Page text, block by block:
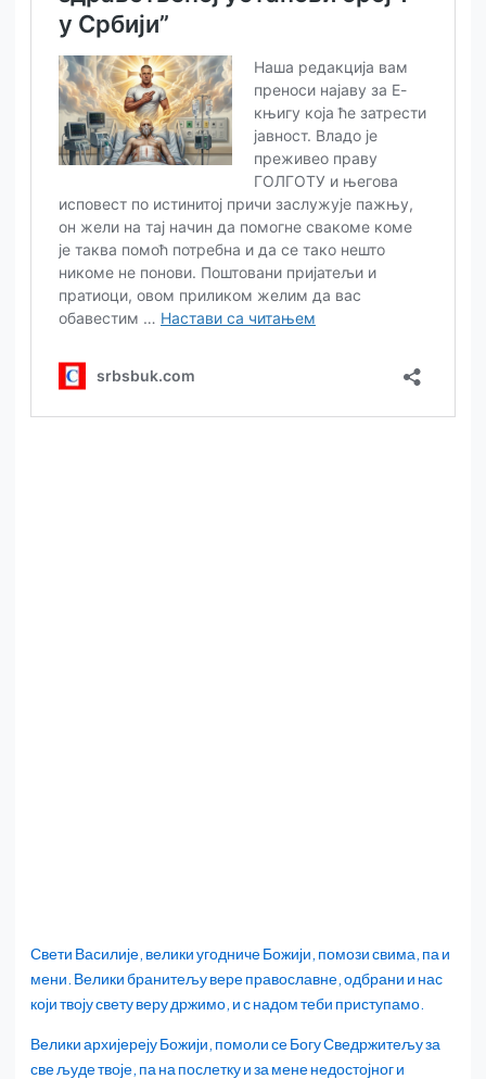
Свети Василије, велики угодниче Божији, помози свима, па и
мени. Велики бранитељу вере православне, одбрани и нас
који твоју свету веру држимо, и с надом теби приступамо.
Велики архијереју Божији, помоли се Богу Сведржитељу за
све људе твоје, па на послетку и за мене недостојног и